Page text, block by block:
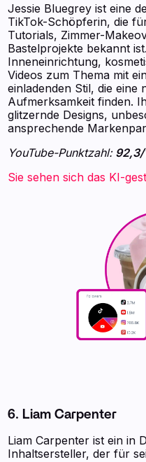
Jessie Bluegrey ist eine
TikTok-Schöpferin, die
Tutorials, Zimmer-
Bastelprojekte bekannt
Inneneinrichtung,
Videos zum Thema mit
einladenden Stil, die eine
Aufmerksamkeit finden.
glitzernde Designs,
ansprechende
YouTube-Punktzahl:92,3/
Sie sehen sich das KI-
6. Liam Carpenter
Liam Carpenter ist ein in
Inhaltsersteller, der für